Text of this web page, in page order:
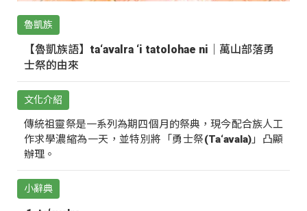
魯凱族
【魯凱族語】ta‘avalra ‘i tatolohae ni｜萬山部落勇
士祭的由來
文化介紹
傳統祖靈祭是一系列為期四個月的祭典，現今配合族人工
作求學濃縮為一天，並特別將「勇士祭(Ta‘avala)」凸顯
辦理。
小辭典